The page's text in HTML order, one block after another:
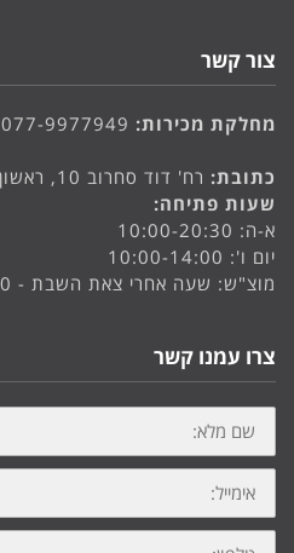
צור קשר
מחלקת מכירות: 077-9977949
כתובת: רח' דוד סחרוב 10, ראשון לציון
שעות פתיחה:
א-ה: 10:00-20:30
יום ו': 10:00-14:00
מוצ"ש: שעה אחרי צאת השבת - 22:00
צרו עמנו קשר
שם
מלא:
אימייל:
טלפון: